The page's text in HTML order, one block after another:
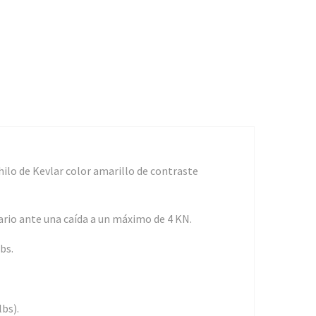
de Kevlar color amarillo de contraste
ante una caída a un máximo de 4 KN.